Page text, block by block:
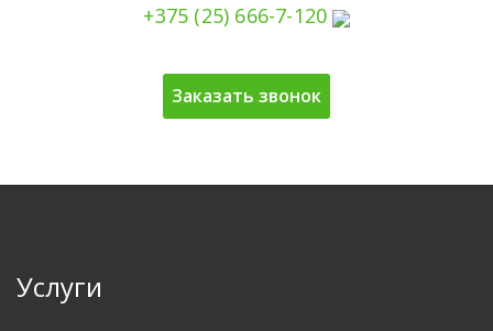
+375 (25) 666-7-120
Заказать звонок
Услуги